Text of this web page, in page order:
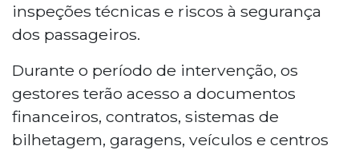
inspeções técnicas e riscos à segurança
dos passageiros.
Durante o período de intervenção, os
gestores terão acesso a documentos
financeiros, contratos, sistemas de
bilhetagem, garagens, veículos e centros